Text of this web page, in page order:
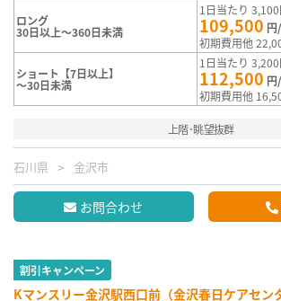
ロング
30日以上～360日未満
1日当たり
109,500 円
初期費用他
ショート【7日以上】
～30日未満
1日当たり
112,500 円
初期費用他
上階･眺望抜群
石川県 金沢市
お問合わせ
割引キャンペーン
Kマンスリー金沢駅西口前（金沢春日ケアセン